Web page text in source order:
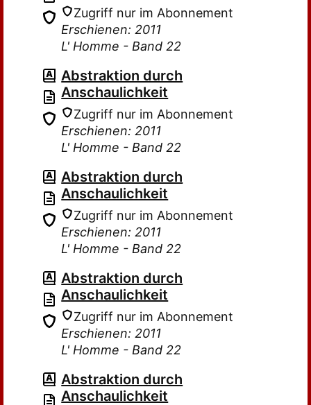
Zugriff nur im Abonnement
Erschienen: 2011
L' Homme - Band 22
Abstraktion durch
Anschaulichkeit
Zugriff nur im Abonnement
Erschienen: 2011
L' Homme - Band 22
Abstraktion durch
Anschaulichkeit
Zugriff nur im Abonnement
Erschienen: 2011
L' Homme - Band 22
Abstraktion durch
Anschaulichkeit
Zugriff nur im Abonnement
Erschienen: 2011
L' Homme - Band 22
Abstraktion durch
Anschaulichkeit